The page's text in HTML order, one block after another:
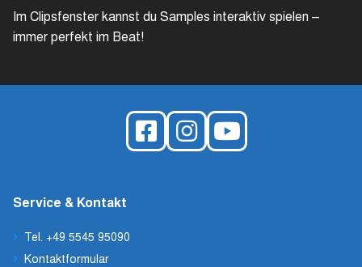
Im Clipsfenster kannst du Samples interaktiv spielen –
immer perfekt im Beat!
Service & Kontakt
Tel. +49 5545 95090
Kontaktformular